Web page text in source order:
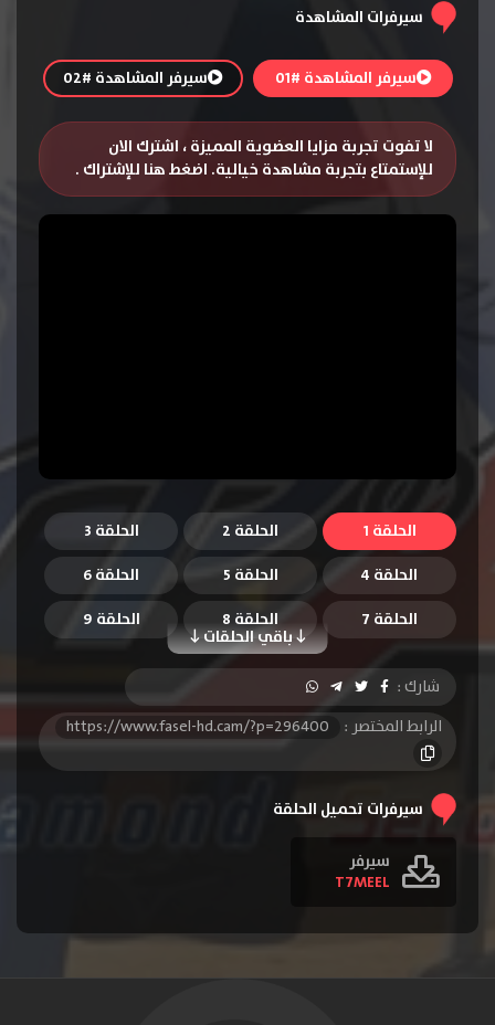
سيرفرات المشاهدة
سيرفر المشاهدة #01 سيرفر المشاهدة #02
لا تفوت تجربة مزايا العضوية المميزة ، اشترك الان
للإستمتاع بتجربة مشاهدة خيالية. اضغط هنا للإشتراك .
الحلقة 1 الحلقة 2
الحلقة 3
الحلقة 4
الحلقة 5 الحلقة 6
باقي الحلقات
الحلقة 7 الحلقة 8
الحلقة 9
الحلقة 10
الحلقة 11
الحلقة 12
الحلقة 13
شارك :
الرابط المختصر :
https://www.fasel-hd.cam/?p=296400
سيرفرات تحميل الحلقة
سيرفر
T7MEEL